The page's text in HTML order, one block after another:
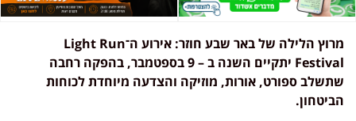
מרוץ הלילה של באר שבע חוזר: אירוע ה־Light Run
Festival יתקיים השנה ב – 9 בספטמבר, בהפקה רחבה
שתשלב ספורט, אורות, מוזיקה והצדעה מיוחדת לכוחות
הביטחון.